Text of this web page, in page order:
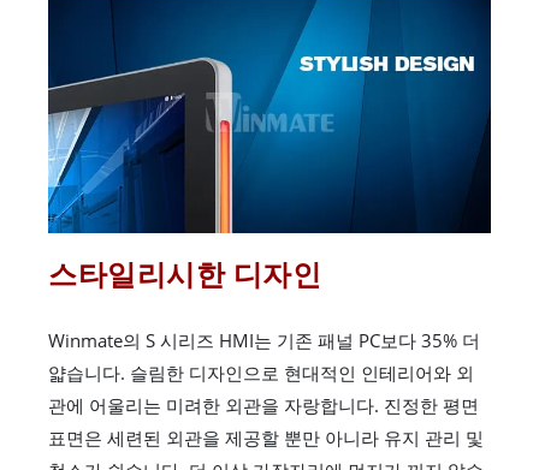
스타일리시한 디자인
Winmate의 S 시리즈 HMI는 기존 패널 PC보다 35% 더
얇습니다. 슬림한 디자인으로 현대적인 인테리어와 외
관에 어울리는 미려한 외관을 자랑합니다. 진정한 평면
표면은 세련된 외관을 제공할 뿐만 아니라 유지 관리 및